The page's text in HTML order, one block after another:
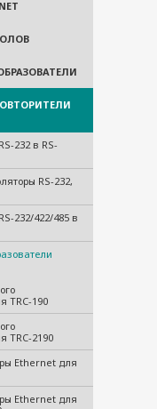
232 в RS-
RS-232,
232/422/485 в
TRC-190
TRC-2190
Ethernet для
Ethernet для